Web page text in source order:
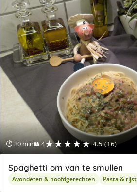
⏱ 30 min👥 4★★★★★ 4.5 (16)
Spaghetti om van te smullen
Avondeten & hoofdgerechten Pasta & rijst